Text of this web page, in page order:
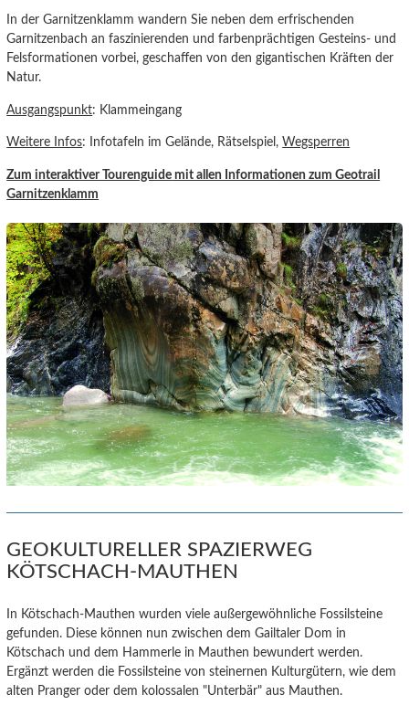
In der Garnitzenklamm wandern Sie neben dem erfrischenden
Garnitzenbach an faszinierenden und farbenprächtigen Gesteins- und
Felsformationen vorbei, geschaffen von den gigantischen Kräften der
Natur.
Ausgangspunkt: Klammeingang
Weitere Infos: Infotafeln im Gelände, Rätselspiel,Wegsperren
Zum interaktiver Tourenguide mit allen Informationen zum Geotrail
Garnitzenklamm
GEOKULTURELLER SPAZIERWEG
KÖTSCHACH-MAUTHEN
In Kötschach-Mauthen wurden viele außergewöhnliche Fossilsteine
gefunden. Diese können nun zwischen dem Gailtaler Dom in
Kötschach und dem Hammerle in Mauthen bewundert werden.
Ergänzt werden die Fossilsteine von steinernen Kulturgütern, wie dem
alten Pranger oder dem kolossalen "Unterbär" aus Mauthen.